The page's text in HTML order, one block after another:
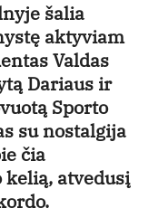
šalia
aktyviam
Valdas
Dariaus ir
Sporto
su nostalgija
čia
atvedusį